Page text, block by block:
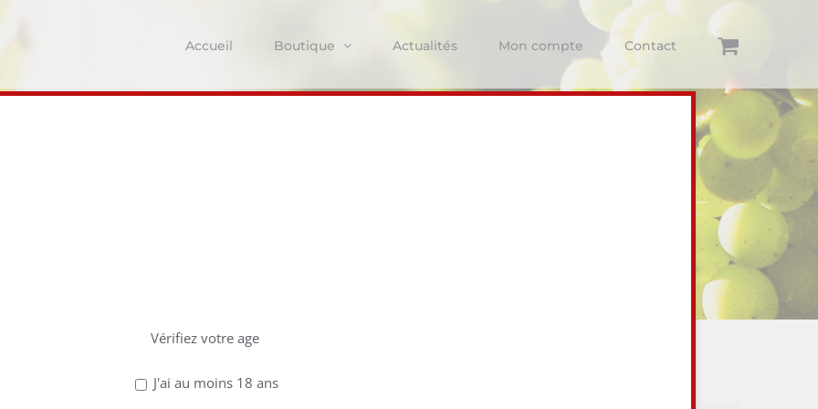
Accueil Boutique Actualités Mon compte Contact
Vérifiez votre age
J'ai au moins 18 ans